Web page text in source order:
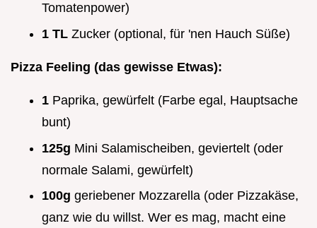
Tomatenpower)
1 TL Zucker (optional, für 'nen Hauch Süße)
Pizza Feeling (das gewisse Etwas):
1 Paprika, gewürfelt (Farbe egal, Hauptsache
bunt)
125g Mini Salamischeiben, geviertelt (oder
normale Salami, gewürfelt)
100g geriebener Mozzarella (oder Pizzakäse,
ganz wie du willst. Wer es mag, macht eine